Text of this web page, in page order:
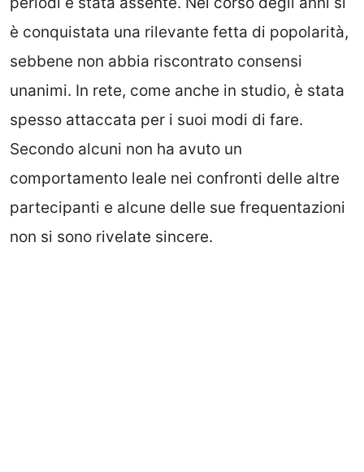
è conquistata una rilevante fetta di popolarità,
sebbene non abbia riscontrato consensi
unanimi. In rete, come anche in studio, è stata
spesso attaccata per i suoi modi di fare.
Secondo alcuni non ha avuto un
comportamento leale nei confronti delle altre
partecipanti e alcune delle sue frequentazioni
non si sono rivelate sincere.